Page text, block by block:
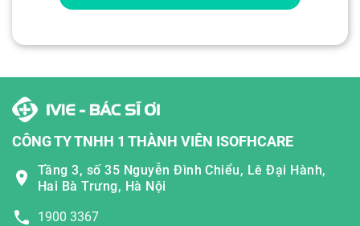
CÔNG TY TNHH 1 THÀNH VIÊN ISOFHCARE
Tầng 3, số 35 Nguyễn Đình Chiểu, Lê Đại Hành,
Hai Bà Trưng, Hà Nội
1900 3367